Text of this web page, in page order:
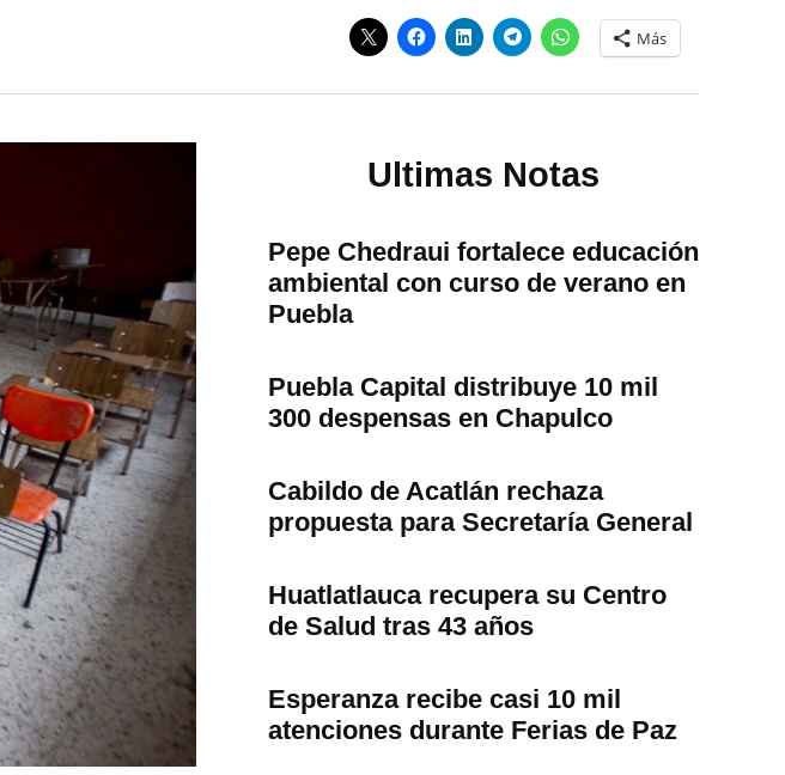
Más
Ultimas Notas
Pepe Chedraui fortalece educación
ambiental con curso de verano en
Puebla
Puebla Capital distribuye 10 mil
300 despensas en Chapulco
Cabildo de Acatlán rechaza
propuesta para Secretaría General
Huatlatlauca recupera su Centro
de Salud tras 43 años
Esperanza recibe casi 10 mil
atenciones durante Ferias de Paz